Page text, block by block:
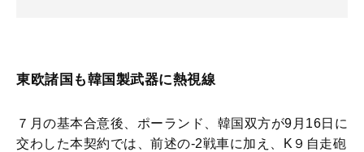
東欧諸国も韓国製武器に熱視線
７月の基本合意後、ポーランド、韓国双方が9月16日に
交わした本契約では、前述の-2戦車に加え、K９自走砲